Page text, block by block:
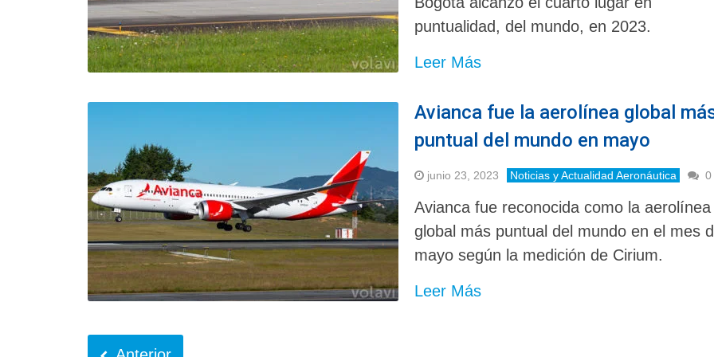
puntualidad, del mundo, en 2023.
Leer Más
Avianca fue la aerolínea global
puntual del mundo en mayo
junio 23, 2023 Noticias y Actualidad Aeronáutica 0
Avianca fue reconocida como la aerolínea
global más puntual del mundo en el mes
mayo según la medición de Cirium.
Leer Más